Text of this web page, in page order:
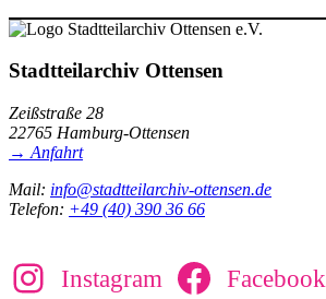
Stadtteilarchiv Ottensen
Zeißstraße 28
22765 Hamburg-Ottensen
→ Anfahrt
Mail: info@stadtteilarchiv-ottensen.de
Telefon: +49 (40) 390 36 66
Instagram Facebook